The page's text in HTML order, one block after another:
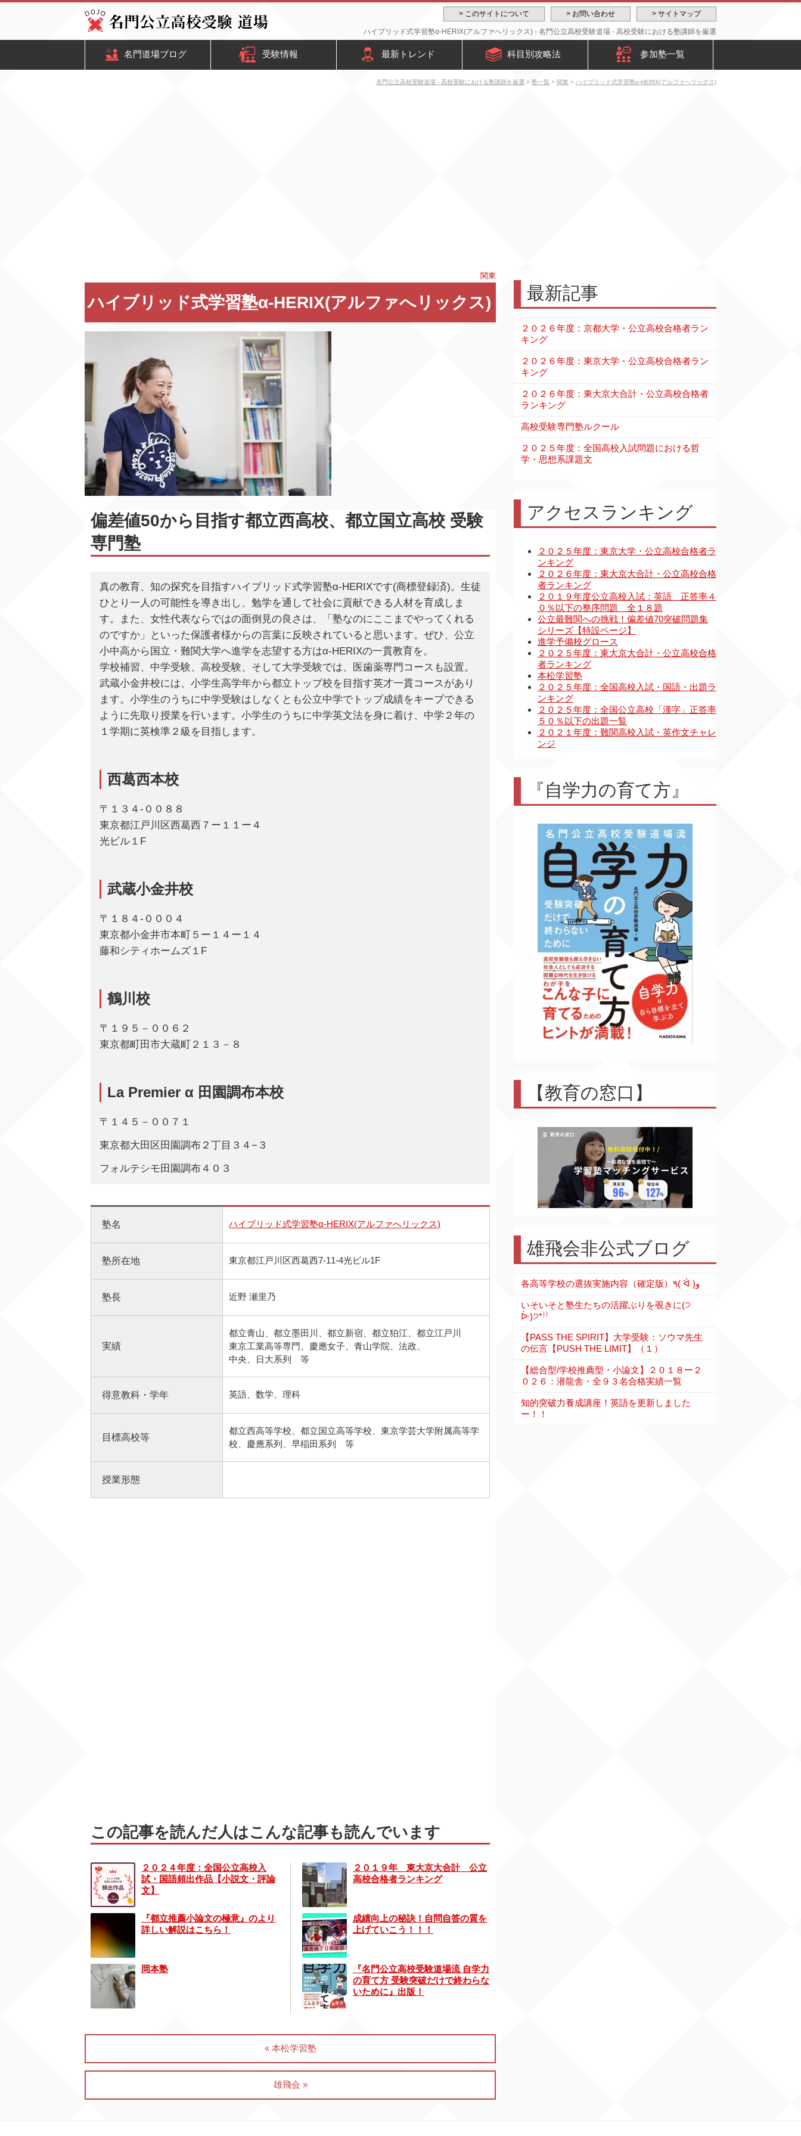
> サイトマップ
> お問い合わせ
> このサイトについて
ハイブリッド式学習塾α-HERIX(アルファへリックス) - 名門公立高校受験道場 - 高校受験における塾講師を厳選
名門道場ブログ 受験情報 最新トレンド 科目別攻略法 参加塾一覧
名門公立高校受験道場 - 高校受験における塾講師を厳選 > 塾一覧 > 関東 > ハイブリッド式学習塾α-HERIX(アルファへリックス)
関東
ハイブリッド式学習塾α-HERIX(アルファへリックス)
偏差値50から目指す都立西高校、都立国立高校 受験
専門塾
真の教育、知の探究を目指すハイブリッド式学習塾α-HERIXです(商標登録済)。生徒
ひとり一人の可能性を導き出し、勉学を通して社会に貢献できる人材を育成しま
す。また、女性代表ならではの面倒見の良さは、「塾なのにここまでやってくれる
のですか」といった保護者様からの言葉に反映されていると思います。ぜひ、公立
小中高から国立・難関大学へ進学を志望する方はα-HERIXの一貫教育を。
学校補習、中学受験、高校受験、そして大学受験では、医歯薬専門コースも設置。
武蔵小金井校には、小学生高学年から都立トップ校を目指す英才一貫コースがあり
ます。小学生のうちに中学受験はしなくとも公立中学でトップ成績をキープできる
ように先取り授業を行います。小学生のうちに中学英文法を身に着け、中学２年の
１学期に英検準２級を目指します。
西葛西本校
〒１３４-００８８
東京都江戸川区西葛西７ー１１ー４
光ビル１F
武蔵小金井校
〒１８４-０００４
東京都小金井市本町５ー１４ー１４
藤和シティホームズ１F
鶴川校
〒１９５－００６２
東京都町田市大蔵町２１３－８
La Premier α 田園調布本校
〒１４５－００７１
東京都大田区田園調布２丁目３４−３
フォルテシモ田園調布４０３
塾名 ハイブリッド式学習塾α-HERIX(アルファへリックス)
塾所在地 東京都江戸川区西葛西7-11-4光ビル1F
塾長 近野 瀬里乃
実績
都立青山、都立墨田川、都立新宿、都立狛江、都立江戸川
東京工業高等専門、慶應女子、青山学院、法政、
中央、日大系列 等
得意教科・学年 英語、数学、理科
目標高校等
都立西高等学校、都立国立高等学校、東京学芸大学附属高等学
校、慶應系列、早稲田系列 等
授業形態
この記事を読んだ人はこんな記事も読んでいます
２０２４年度：全国公立高校入
試・国語頻出作品【小説文・評論
文】
『都立推薦小論文の極意』のより
詳しい解説はこちら！
岡本塾
２０１９年 東大京大合計 公立
高校合格者ランキング
成績向上の秘訣！自問自答の質を
上げていこう！！！
『名門公立高校受験道場流 自学力
の育て方 受験突破だけで終わらな
いために』出版！
« 本松学習塾
雄飛会 »
最新記事
２０２６年度：京都大学・公立高校合格者ラン
キング
２０２６年度：東京大学・公立高校合格者ラン
キング
２０２６年度：東大京大合計・公立高校合格者
ランキング
高校受験専門塾ルクール
２０２５年度：全国高校入試問題における哲
学・思想系課題文
アクセスランキング
『自学力の育て方』
【教育の窓口】
雄飛会非公式ブログ
各高等学校の選抜実施内容（確定版）٩( ᐛ )و
いそいそと塾生たちの活躍ぶりを覗きに(੭
ᐕ)੭*⁾⁾
【PASS THE SPIRIT】大学受験：ソウマ先生
の伝言【PUSH THE LIMIT】（１）
【総合型/学校推薦型・小論文】２０１８ー２
０２６：潜龍舎・全９３名合格実績一覧
知的突破力養成講座！英語を更新しました
ー！！